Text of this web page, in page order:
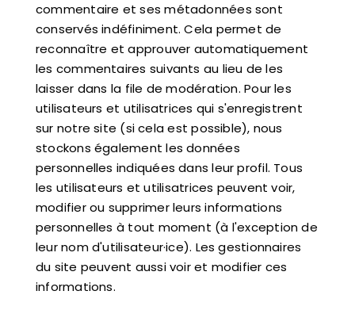
commentaire et ses métadonnées sont
conservés indéfiniment. Cela permet de
reconnaître et approuver automatiquement
les commentaires suivants au lieu de les
laisser dans la file de modération. Pour les
utilisateurs et utilisatrices qui s'enregistrent
sur notre site (si cela est possible), nous
stockons également les données
personnelles indiquées dans leur profil. Tous
les utilisateurs et utilisatrices peuvent voir,
modifier ou supprimer leurs informations
personnelles à tout moment (à l'exception de
leur nom d'utilisateur·ice). Les gestionnaires
du site peuvent aussi voir et modifier ces
informations.